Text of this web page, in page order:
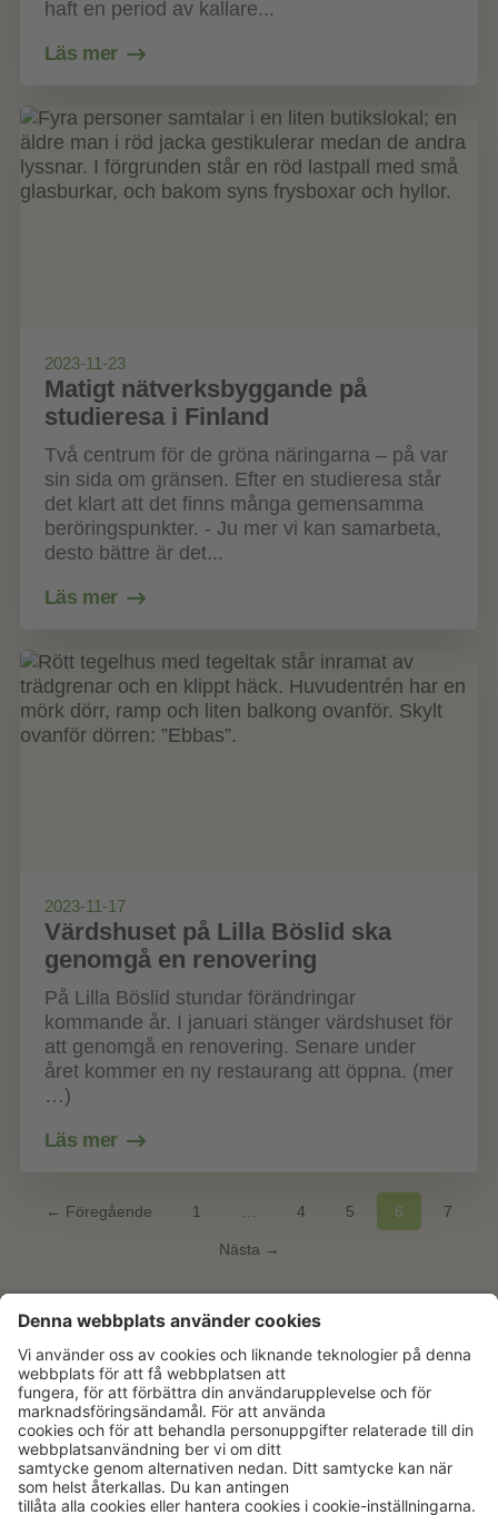
haft en period av kallare...
Läs mer
2023-11-23
Matigt nätverksbyggande på
studieresa i Finland
Två centrum för de gröna näringarna – på var
sin sida om gränsen. Efter en studieresa står
det klart att det finns många gemensamma
beröringspunkter. - Ju mer vi kan samarbeta,
desto bättre är det...
Läs mer
2023-11-17
Värdshuset på Lilla Böslid ska
genomgå en renovering
På Lilla Böslid stundar förändringar
kommande år. I januari stänger värdshuset för
att genomgå en renovering. Senare under
året kommer en ny restaurang att öppna. (mer
…)
Läs mer
← Föregående 1 4 5 6 7
Nästa →